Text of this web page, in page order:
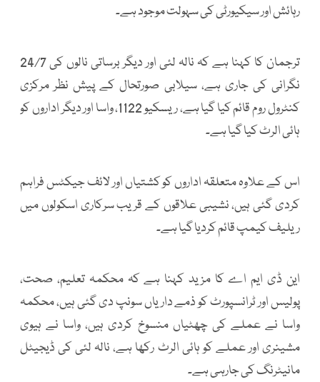
رہائش اور سیکیورٹی کی سہولت موجود ہے۔
ترجمان کا کہنا ہے کہ نالہ لئی اور دیگر برساتی نالوں کی 24/7
نگرانی کی جاری ہے، سیلابی صورتحال کے پیش نظر مرکزی
کنٹرول روم قائم کیا گیا ہے، ریسکیو 1122، واسا اور دیگر اداروں کو
ہائی الرٹ کیا گیا ہے۔
اس کے علاوہ متعلقہ اداروں کو کشتیاں اور لائف جیکٹس فراہم
کردی گئی ہیں، نشیبی علاقوں کے قریب سرکاری اسکولوں میں
ریلیف کیمپ قائم کردیا گیا ہے۔
این ڈی ایم اے کا مزید کہنا ہے کہ محکمہ تعلیم، صحت،
پولیس اور ٹرانسپورٹ کو ذمے داریاں سونپ دی گئی ہیں، محکمہ
واسا نے عملے کی چھٹیاں منسوخ کردی ہیں، واسا نے ہیوی
مشینری اور عملے کو ہائی الرٹ رکھا ہے، نالہ لئی کی ڈیجیٹل
مانیٹرنگ کی جارہی ہے۔